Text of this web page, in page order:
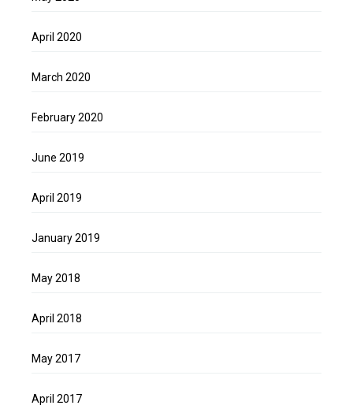
April 2020
March 2020
February 2020
June 2019
April 2019
January 2019
May 2018
April 2018
May 2017
April 2017